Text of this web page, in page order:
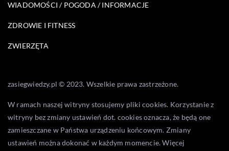
WIADOMOŚCI / POGODA / INFORMACJE
ZDROWIE I FITNESS
ZWIERZĘTA
zasiegwiedzy.pl © 2023. Wszelkie prawa zastrzeżone.
W ramach naszej witryny stosujemy pliki cookies. Korzystanie z
witryny bez zmiany ustawień dot. cookies oznacza, że będą one
zamieszczane w Państwa urządzeniu końcowym. Zmiany
ustawień można dokonać w każdym momencie. Więcej